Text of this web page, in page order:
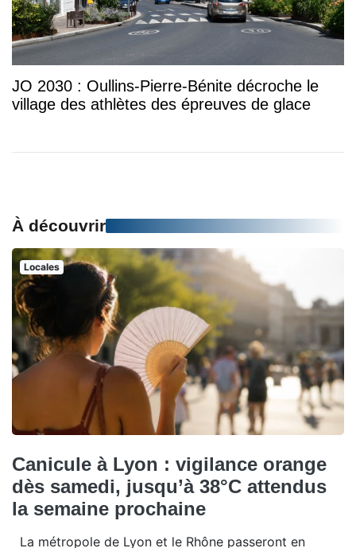
JO 2030 : Oullins-Pierre-Bénite décroche le
village des athlètes des épreuves de glace
À découvrir
Locales
Canicule à Lyon : vigilance orange
dès samedi, jusqu’à 38°C attendus
la semaine prochaine
La métropole de Lyon et le Rhône passeront en